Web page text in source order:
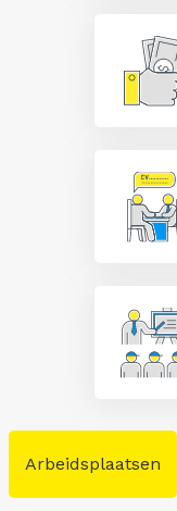
Arbeidsplaatsen